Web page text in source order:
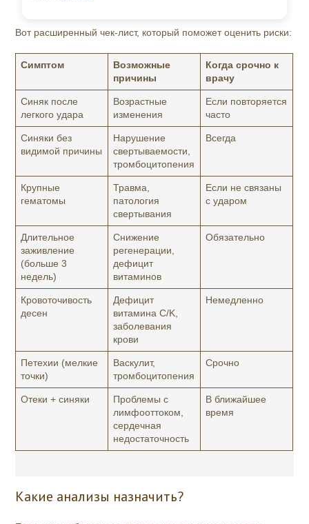
Вот расширенный чек‑лист, который поможет оценить риски:
Симптом
Возможные
причины
Когда срочно к
врачу
Синяк после
легкого удара
Возрастные
изменения
Если повторяется
часто
Синяки без
видимой причины
Нарушение
свертываемости,
тромбоцитопения
Всегда
Крупные
гематомы
Травма,
патология
свертывания
Если не связаны
с ударом
Длительное
заживление
(больше 3
недель)
Снижение
регенерации,
дефицит
витаминов
Обязательно
Кровоточивость
десен
Дефицит
витамина C/K,
заболевания
крови
Немедленно
Петехии (мелкие
точки)
Васкулит,
тромбоцитопения
Срочно
Отеки + синяки
Проблемы с
лимфооттоком,
сердечная
недостаточность
В ближайшее
время
Какие анализы назначить?